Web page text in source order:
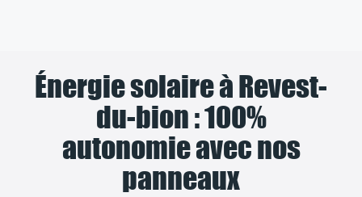
Énergie solaire à Revest-
du-bion : 100%
autonomie avec nos
panneaux